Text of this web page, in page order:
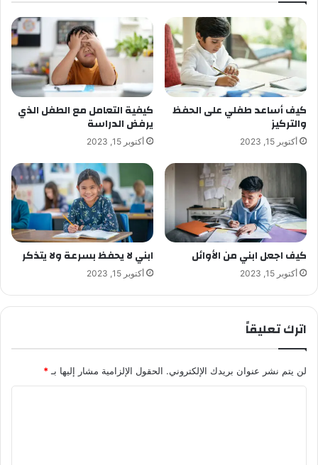
كيف أساعد طفلي على الحفظ
والتركيز
أكتوبر 15, 2023
كيفية التعامل مع الطفل الذي
يرفض الدراسة
أكتوبر 15, 2023
كيف اجعل ابني من الأوائل
أكتوبر 15, 2023
ابني لا يحفظ بسرعة ولا يتذكر
أكتوبر 15, 2023
اترك تعليقاً
لن يتم نشر عنوان بريدك الإلكتروني. الحقول الإلزامية مشار إليها بـ*